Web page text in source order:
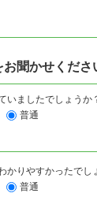
聞かせくださ
いましたでしょうか
普通
かりやすかったでし
普通